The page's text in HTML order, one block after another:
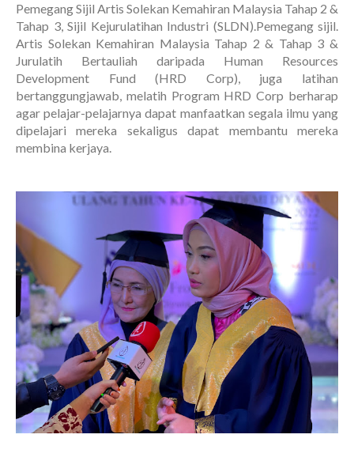
Pemegang Sijil Artis Solekan Kemahiran Malaysia Tahap 2 &
Tahap 3, Sijil Kejurulatihan Industri (SLDN).Pemegang sijil.
Artis Solekan Kemahiran Malaysia Tahap 2 & Tahap 3 &
Jurulatih Bertauliah daripada Human Resources
Development Fund (HRD Corp), juga latihan
bertanggungjawab, melatih Program HRD Corp berharap
agar pelajar-pelajarnya dapat manfaatkan segala ilmu yang
dipelajari mereka sekaligus dapat membantu mereka
membina kerjaya.